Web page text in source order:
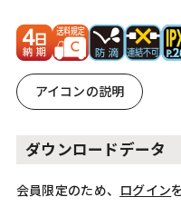
アイコンの説明
ダウンロードデータ
会員限定のため、 ログイン